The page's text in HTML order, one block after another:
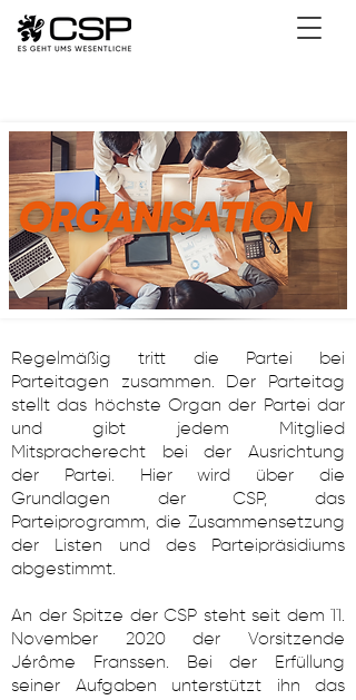
Regelmäßig tritt die Partei bei
Parteitagen zusammen. Der Parteitag
stellt das höchste Organ der Partei dar
und gibt jedem Mitglied
Mitspracherecht bei der Ausrichtung
der Partei. Hier wird über die
Grundlagen der CSP, das
Parteiprogramm, die Zusammensetzung
der Listen und des Parteipräsidiums
abgestimmt.
An der Spitze der CSP steht seit dem 11.
November 2020 der Vorsitzende
Jérôme Franssen. Bei der Erfüllung
seiner Aufgaben unterstützt ihn das